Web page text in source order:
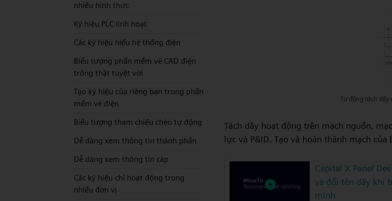
nhiều hình thức
Ký hiệu PLC linh hoạt
Các ký hiệu hiểu hệ thống điện
Biểu tượng phần mềm vẽ CAD điện
trông thật tuyệt vời
Tạo ký hiệu của riêng bạn trong phần
mềm vẽ điện
Biểu tượng tham chiếu chéo tự động
Dễ dàng xem thông tin thành phần
Dễ dàng xem thông tin cáp
Các ký hiệu chỉ hoạt động trong
nhiều đơn vị
Tự động tách
Tách dây hoạt động trên mạch nguồn,
lực và P&ID. Tạo và hoàn thành mạch
Capital X Panel
và đổi tên dây khi
mình